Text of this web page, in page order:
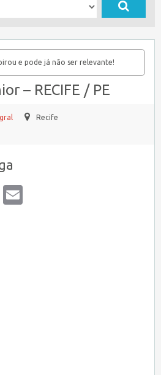
e pode já não ser relevante!
– RECIFE / PE
Recife
Twitter